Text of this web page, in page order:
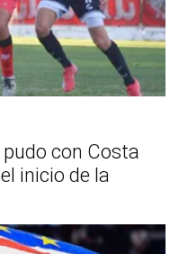
con Costa
inicio de la